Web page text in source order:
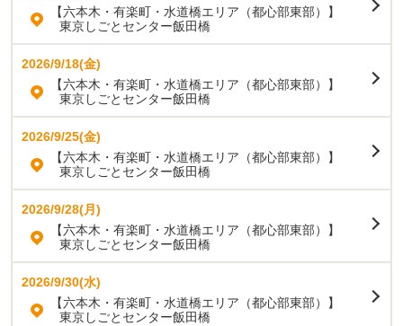
【六本木・有楽町・水道橋エリア（都心部東部）】
東京しごとセンター飯田橋
2026/9/18(金)
【六本木・有楽町・水道橋エリア（都心部東部）】
東京しごとセンター飯田橋
2026/9/25(金)
【六本木・有楽町・水道橋エリア（都心部東部）】
東京しごとセンター飯田橋
2026/9/28(月)
【六本木・有楽町・水道橋エリア（都心部東部）】
東京しごとセンター飯田橋
2026/9/30(水)
【六本木・有楽町・水道橋エリア（都心部東部）】
東京しごとセンター飯田橋